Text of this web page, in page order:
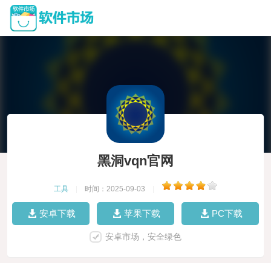
黑洞vqn官网
工具 时间：2025-09-03
安卓下载 苹果下载 PC下载
安卓市场，安全绿色